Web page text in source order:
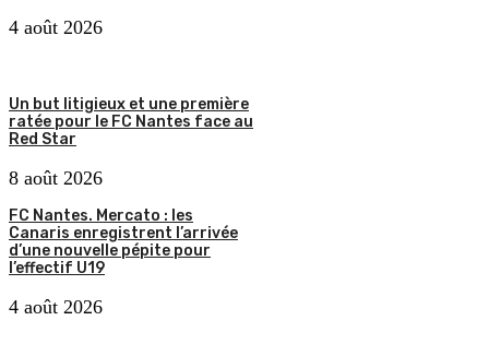
4 août 2026
Un but litigieux et une première
ratée pour le FC Nantes face au
Red Star
8 août 2026
FC Nantes. Mercato : les
Canaris enregistrent l’arrivée
d’une nouvelle pépite pour
l’effectif U19
4 août 2026